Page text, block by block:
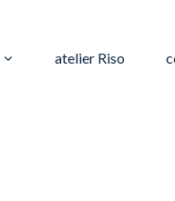
atelier Riso